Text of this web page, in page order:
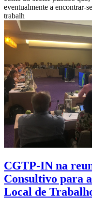
eventualmente a encontrar-
trabalh
CGTP-IN na
Consultivo para
Local de